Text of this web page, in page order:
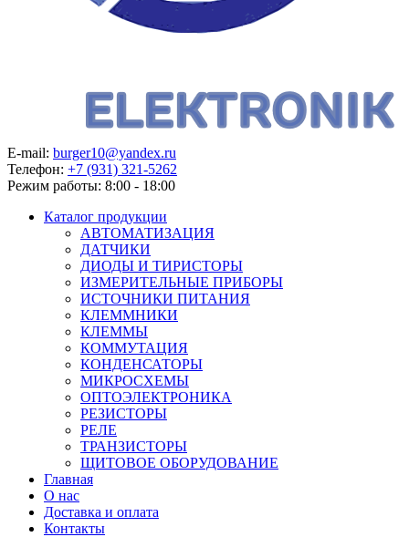
E-mail: burger10@yandex.ru
Телефон: +7 (931) 321-5262
Режим работы: 8:00 - 18:00
Каталог продукции
АВТОМАТИЗАЦИЯ
ДАТЧИКИ
ДИОДЫ И ТИРИСТОРЫ
ИЗМЕРИТЕЛЬНЫЕ ПРИБОРЫ
ИСТОЧНИКИ ПИТАНИЯ
КЛЕММНИКИ
КЛЕММЫ
КОММУТАЦИЯ
КОНДЕНСАТОРЫ
МИКРОСХЕМЫ
ОПТОЭЛЕКТРОНИКА
РЕЗИСТОРЫ
РЕЛЕ
ТРАНЗИСТОРЫ
ЩИТОВОЕ ОБОРУДОВАНИЕ
Главная
О нас
Доставка и оплата
Контакты